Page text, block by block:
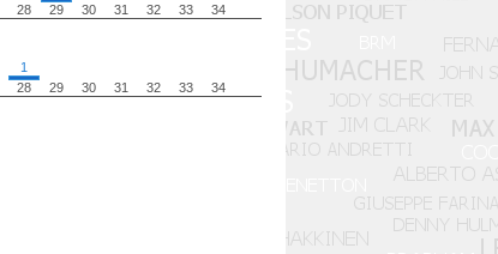
28
29
30 31 32 33 34
1
28
29 30 31 32 33 34